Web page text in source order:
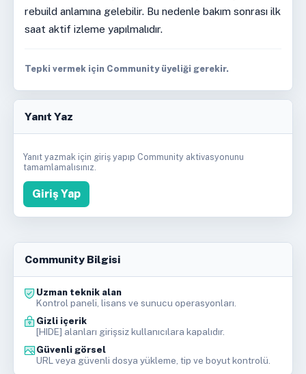
rebuild anlamına gelebilir. Bu nedenle bakım sonrası ilk
saat aktif izleme yapılmalıdır.
Tepki vermek için Community üyeliği gerekir.
Yanıt Yaz
Yanıt yazmak için giriş yapıp Community aktivasyonunu
tamamlamalısınız.
Giriş Yap
Community Bilgisi
Uzman teknik alan
Kontrol paneli, lisans ve sunucu operasyonları.
Gizli içerik
[HIDE] alanları girişsiz kullanıcılara kapalıdır.
Güvenli görsel
URL veya güvenli dosya yükleme, tip ve boyut kontrolü.